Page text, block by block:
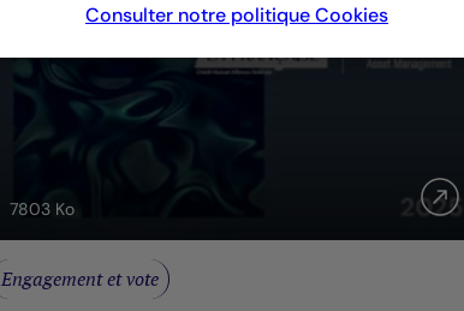
7803 Ko
Engagement et vote
Consulter notre politiqueCookies